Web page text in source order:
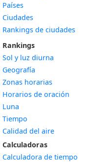
Países
Ciudades
Rankings de ciudades
Rankings
Sol y luz diurna
Geografía
Zonas horarias
Horarios de oración
Luna
Tiempo
Calidad del aire
Calculadoras
Calculadora de tiempo